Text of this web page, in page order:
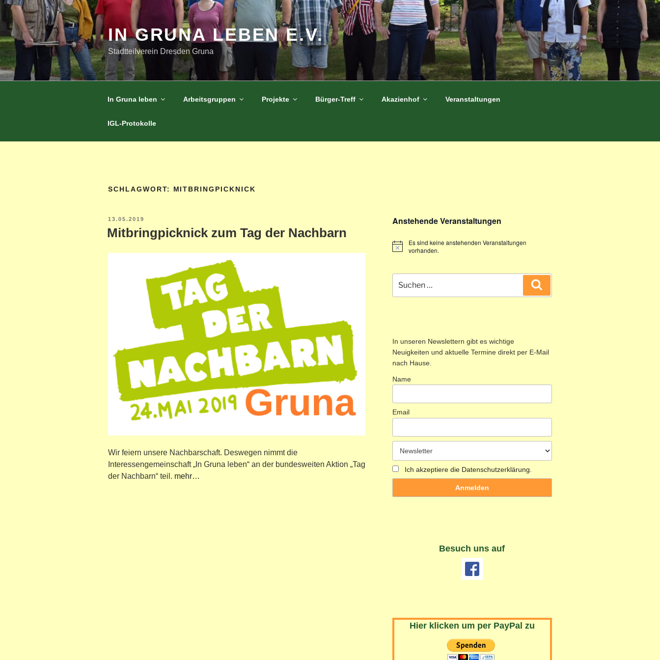
Zum
Inhalt
springen
IN GRUNA LEBEN E.V.
Stadtteilverein Dresden Gruna
In Gruna leben Arbeitsgruppen Projekte Bürger-Treff Akazienhof Veranstaltungen
IGL-Protokolle
SCHLAGWORT: MITBRINGPICKNICK
VERÖFFENTLICHT
13.05.2019
Mitbringpicknick zum Tag der Nachbarn
Wir feiern unsere Nachbarschaft. Deswegen nimmt die
Interessengemeinschaft „In Gruna leben“ an der bundesweiten Aktion „Tag
der Nachbarn“ teil. mehr…
Anstehende Veranstaltungen
Es sind keine anstehenden Veranstaltungen
vorhanden.
nach:
In unseren Newslettern gibt es wichtige
Neuigkeiten und aktuelle Termine direkt per E-Mail
nach Hause.
Name
Email
Ich akzeptiere die Datenschutzerklärung.
Besuch uns auf
Hier klicken um per PayPal zu